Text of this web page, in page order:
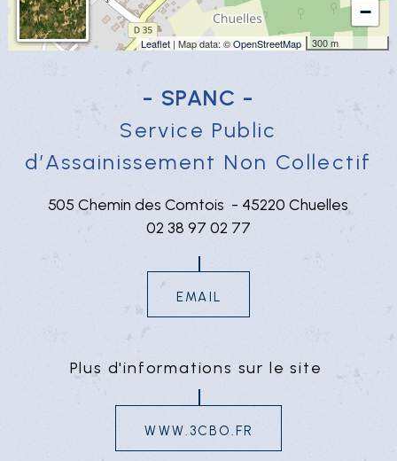
−
300 m
Leaflet | Map data: ©OpenStreetMap
- SPANC -
Service Public
d’Assainissement Non Collectif
505 Chemin des Comtois - 45220 Chuelles
02 38 97 02 77
email
Plus d'informations sur le site
www.3cbo.fr